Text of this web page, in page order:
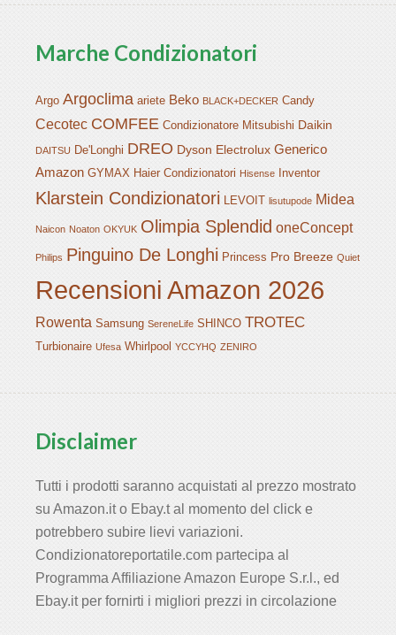
Marche Condizionatori
Argo Argoclima ariete Beko BLACK+DECKER Candy
Cecotec COMFEE Condizionatore Mitsubishi Daikin
DAITSU De'Longhi DREO Dyson Electrolux Generico
Amazon GYMAX Haier Condizionatori Hisense Inventor
Klarstein Condizionatori LEVOIT lisutupode Midea
Naicon Noaton OKYUK Olimpia Splendid oneConcept
Philips Pinguino De Longhi Princess Pro Breeze Quiet
Recensioni Amazon 2026
Rowenta Samsung SereneLife SHINCO TROTEC
Turbionaire Ufesa Whirlpool YCCYHQ ZENIRO
Disclaimer
Tutti i prodotti saranno acquistati al prezzo mostrato
su Amazon.it o Ebay.t al momento del click e
potrebbero subire lievi variazioni.
Condizionatoreportatile.com partecipa al
Programma Affiliazione Amazon Europe S.r.l., ed
Ebay.it per fornirti i migliori prezzi in circolazione